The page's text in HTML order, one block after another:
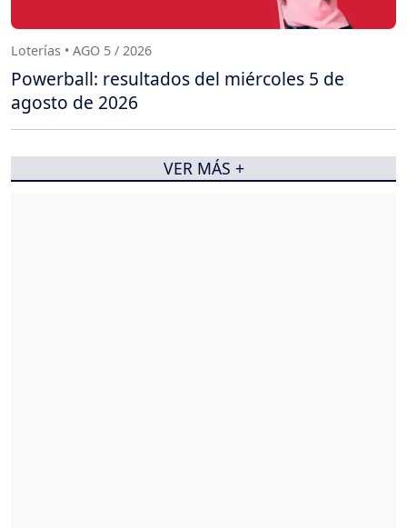
Loterías • AGO 5 / 2026
Powerball: resultados del miércoles 5 de
agosto de 2026
VER MÁS +